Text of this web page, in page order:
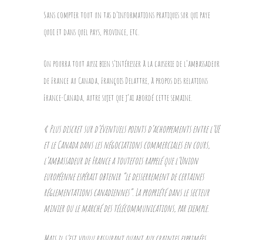
Sans compter tout un tas d’informations pratiques sur qui paye
quoi et dans quel pays, province, etc.
On pourra tout aussi bien s’intéresser à la causerie de l’ambassadeur
de France au Canada, François Delattre, à propos des relations
France-Canada, autre sujet que j’ai abordé cette semaine.
« Plus discret sur d’éventuels points d’achoppements entre l’UE
et le Canada dans les négociations commerciales en cours,
l’ambassadeur de France a toutefois rappelé que l’Union
européenne espérait obtenir “le desserrement de certaines
réglementations canadiennes”. La propriété dans le secteur
minier ou le marché des télécommunications, par exemple.